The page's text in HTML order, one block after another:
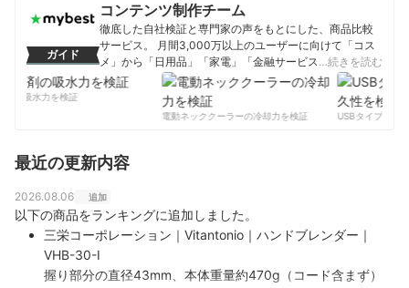
ガイド
コンテンツ制作チーム
徹底した自社検証と専門家の声をもとにした、商品比較
サービス。 月間3,000万以上のユーザーに向けて「コス
メ」から「日用品」「家電」「金融サービス」まで、ベ
ストな商品を選んでもらうために、毎日コンテンツを制
コンテンツ制作チームのプロフィール
…続きを読む
の吸水力を検証
電動ネッククーラーの冷却力を検証
USBタイプCケー
最近の更新内容
2026.08.06 追加
以下の商品をランキングに追加しました。
三栄コーポレーション｜Vitantonio｜ハンドブレンダー｜
VHB-30-I
握り部分の直径43mm、本体重量約470g（コード含まず）